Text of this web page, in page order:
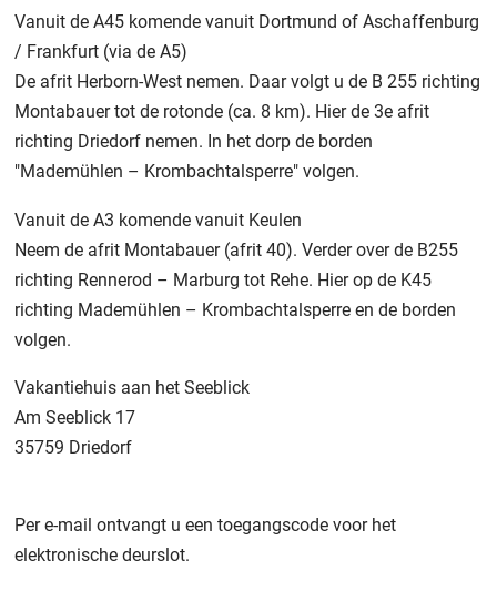
Vanuit de A45 komende vanuit Dortmund of Aschaffenburg
/ Frankfurt (via de A5)
De afrit Herborn-West nemen. Daar volgt u de B 255 richting
Montabauer tot de rotonde (ca. 8 km). Hier de 3e afrit
richting Driedorf nemen. In het dorp de borden
"Mademühlen – Krombachtalsperre" volgen.
Vanuit de A3 komende vanuit Keulen
Neem de afrit Montabauer (afrit 40). Verder over de B255
richting Rennerod – Marburg tot Rehe. Hier op de K45
richting Mademühlen – Krombachtalsperre en de borden
volgen.
Vakantiehuis aan het Seeblick
Am Seeblick 17
35759 Driedorf
Per e-mail ontvangt u een toegangscode voor het
elektronische deurslot.